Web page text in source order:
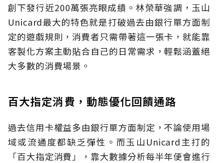
創下發行近200萬張亮眼成績。林榮華強調，玉山
Unicard最大的特色就是打破過去由銀行單方面制
定的遊戲規則，消費者只需帶著這一張卡，就能靠
客製化方案主動貼合自己的日常需求，輕鬆涵蓋絕
大多數的消費場景。
百大指定消費，動態優化回饋通路
過去信用卡權益多由銀行單方面制定，不論使用場
域或流通度都缺乏彈性。而玉山Unicard主打的
「百大指定消費」，靠大數據分析每半年便會進行